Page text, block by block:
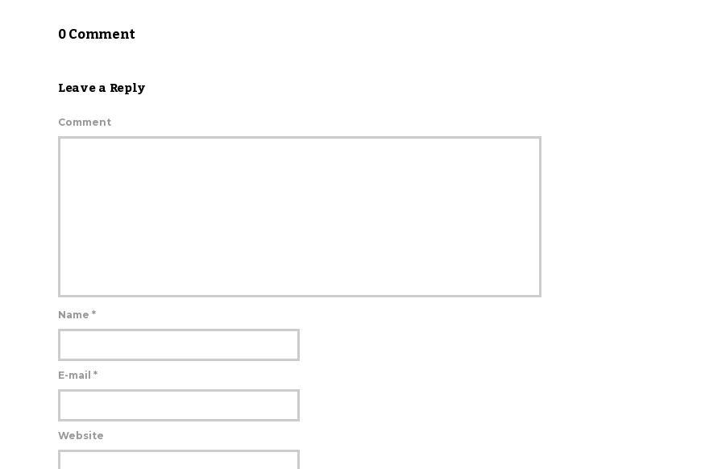
0 Comment
Leave a Reply
Comment
Name *
E-mail *
Website